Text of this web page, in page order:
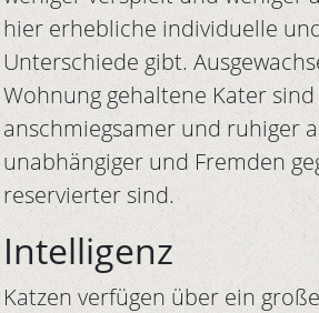
hier erhebliche individuelle
Unterschiede gibt.
Wohnung gehaltene Kater
anschmiegsamer und ruhiger
unabhängiger und Fremden
reservierter sind.
Intelligenz
Katzen verfügen über ein